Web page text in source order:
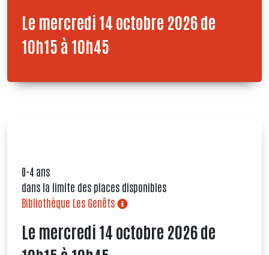
Le mercredi 14 octobre 2026 de
10h15 à 10h45
Le mercredi 14 octobre 2026 de
0-4 ans
dans la limite des places disponibles
Bibliothèque Les Genêts